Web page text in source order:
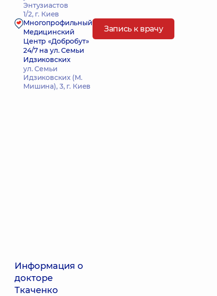
Энтузиастов
1/2, г. Киев
Многопрофильный
Медицинский
Центр «Добробут»
24/7 на ул. Семьи
Идзиковских
ул. Семьи
Идзиковских (М.
Мишина), 3, г. Киев
Запись к врачу
Информация о
докторе
Ткаченко